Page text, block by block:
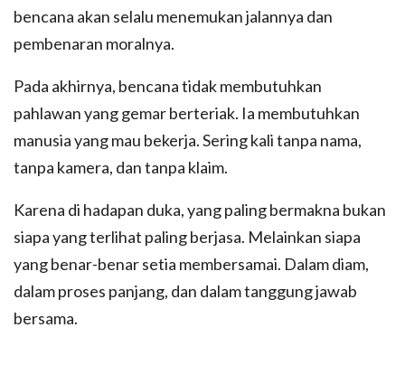
bencana akan selalu menemukan jalannya dan
pembenaran moralnya.
Pada akhirnya, bencana tidak membutuhkan
pahlawan yang gemar berteriak. Ia membutuhkan
manusia yang mau bekerja. Sering kali tanpa nama,
tanpa kamera, dan tanpa klaim.
Karena di hadapan duka, yang paling bermakna bukan
siapa yang terlihat paling berjasa. Melainkan siapa
yang benar-benar setia membersamai. Dalam diam,
dalam proses panjang, dan dalam tanggung jawab
bersama.